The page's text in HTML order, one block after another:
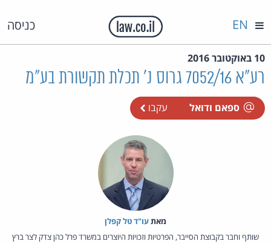
כניסה EN
10 באוקטובר 2016
רע"א 7052/16 גרוס נ' תכלת תקשורת בע"מ
ספאם ודואל עקבו
מאת‏עו"ד טל קפלן
שותף וחבר בקבוצת הסייבר, הפרטיות וזכויות היוצרים במשרד פרל כהן צדק לצר ברץ